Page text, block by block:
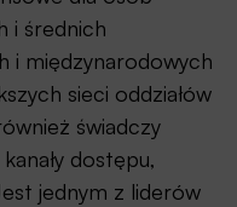
i średnich
i międzynarodowych
sieci oddziałów
świadczy
dostępu,
jednym z liderów